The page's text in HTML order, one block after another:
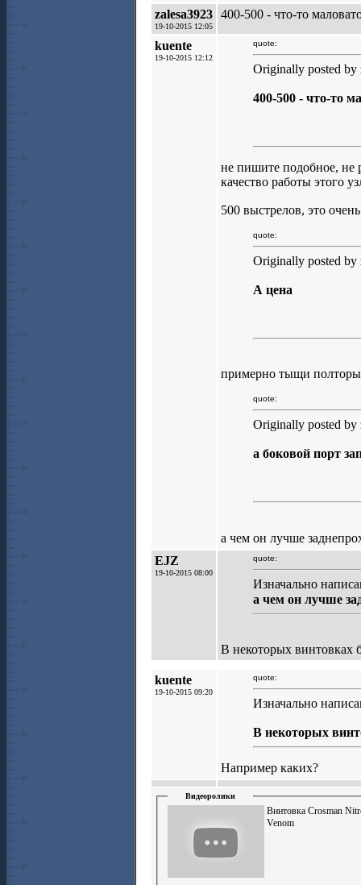
zalesa3923
19-10-2015 12:05
400-500 - что-то
kuente
19-10-2015 12:12
quote:
Originally posted by
400-500 - что-то
не пишите подобное, не
качество работы этого
500 выстрелов, это
quote:
Originally posted by
А цена
примерно тыщи полторы
quote:
Originally posted by
а боковой порт
а чем он лучше
EJZ
19-10-2015 08:00
quote:
Изначально
а чем он лучше
В некоторых винтовках
kuente
19-10-2015 09:20
quote:
Изначально
В некоторых
Например каких?
Видеоролики
Винтовка Crosman
Venom